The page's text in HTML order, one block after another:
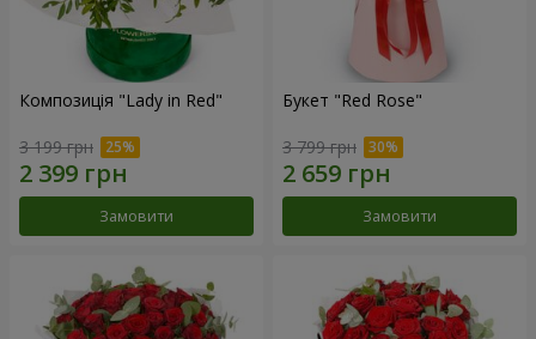
Композиція "Lady in Red"
3 199 грн
Замовити
Букет "Red Rose"
3 799 грн
Замовити